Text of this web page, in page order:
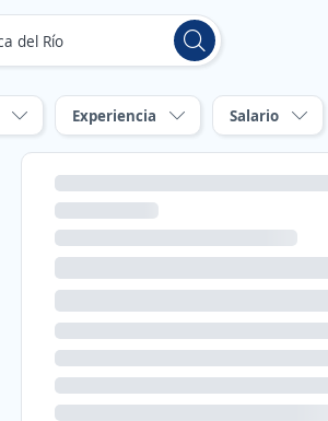
Experiencia Salario